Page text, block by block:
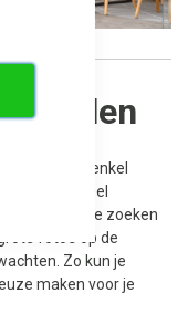
regelen
Geen enkel
alles heel
om te zoeken
foto's op de
Zo kun je
maken voor je